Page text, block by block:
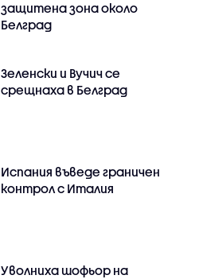
защитена зона около
Белград
Зеленски и Вучич се
срещнаха в Белград
Испания въведе граничен
контрол с Италия
Уволниха шофьор на